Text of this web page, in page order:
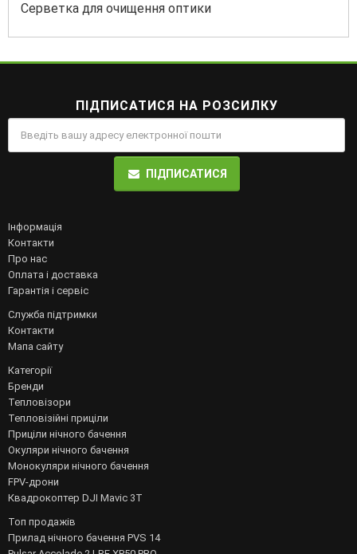
Серветка для очищення оптики
ПІДПИСАТИСЯ НА РОЗСИЛКУ
ПІДПИСАТИСЯ
Інформація
Контакти
Про нас
Оплата і доставка
Гарантія і сервіс
Служба підтримки
Контакти
Мапа сайту
Категорії
Бренди
Тепловізори
Тепловізійні приціли
Приціли нічного бачення
Окуляри нічного бачення
Монокуляри нічного бачення
FPV-дрони
Квадрокоптер DJI Mavic 3T
Топ продажів
Прилад нічного бачення PVS 14